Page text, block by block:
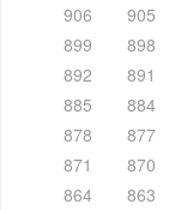
906
905
899
898
892
891
885
884
878
877
871
870
864
863